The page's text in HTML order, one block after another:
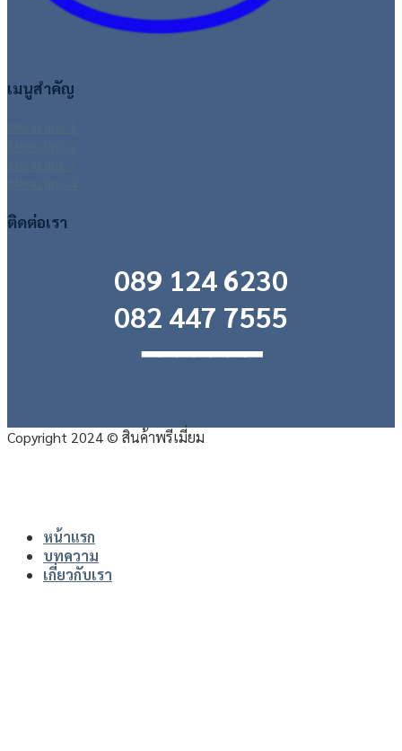
เมนูสำคัญ
ติดต่อเรา
089 124 6230
082 447 7555
━━━━━━━
Copyright 2024 © สินค้าพรีเมี่ยม
หน้าแรก
บทความ
เกี่ยวกับเรา